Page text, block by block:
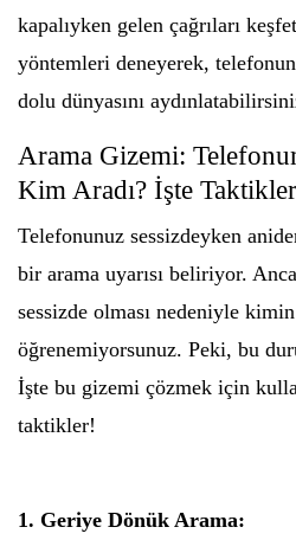
kapalıyken gelen çağrıları
yöntemleri deneyerek,
dolu dünyasını
Arama Gizemi:
Kim Aradı? İşte
Telefonunuz sessizdeyken
bir arama uyarısı beliriyor.
sessizde olması nedeniyle kimin
öğrenemiyorsunuz. Peki, bu
İşte bu gizemi çözmek için
taktikler!
1. Geriye Dönük Arama: